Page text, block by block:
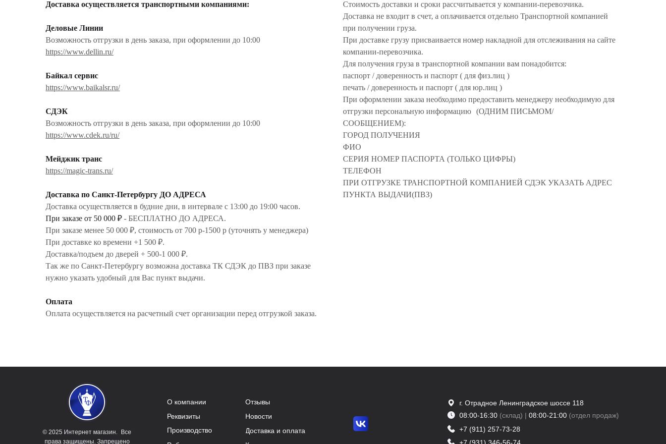
Доставка осуществляется транспортными компаниями:
Деловые Линии
Возможность отгрузки в день заказа, при оформлении до 10:00
https://www.dellin.ru/
Байкал сервис
https://www.baikalsr.ru/
СДЭК
Возможность отгрузки в день заказа, при оформлении до 10:00
https://www.cdek.ru/ru/
Мейджик транс
https://magic-trans.ru/
Доставка по Санкт-Петербургу ДО АДРЕСА
Доставка осуществляется в будние дни, в интервале с 13:00 до 19:00 часов.
При заказе от 50 000 ₽ - БЕСПЛАТНО ДО АДРЕСА.
При заказе менее 50 000 ₽, стоимость от 700 р-1500 р (уточнять у менеджера)
При доставке ко времени +1 500 ₽.
Доставка/подъем до дверей + 500-1 000 ₽.
Так же по Санкт-Петербургу возможна доставка ТК СДЭК до ПВЗ при заказе
нужно указать удобный для Вас пункт выдачи.
Оплата
Оплата осуществляется на расчетный счет организации перед отгрузкой заказа.
Стоимость доставки и сроки рассчитывается у компании-перевозчика.
Доставка не входит в счет, а оплачивается отдельно Транспортной компанией
при получении груза.
При доставке грузу присваивается номер накладной для отслеживания на сайте
компании-перевозчика.
Для получения груза в транспортной компании вам понадобится:
паспорт / доверенность и паспорт ( для физ.лиц )
печать / доверенность и паспорт ( для юр.лиц )
При оформлении заказа необходимо предоставить менеджеру необходимую для
отгрузки персональную информацию (ОДНИМ ПИСЬМОМ/
СООБЩЕНИЕМ):
ГОРОД ПОЛУЧЕНИЯ
ФИО
СЕРИЯ НОМЕР ПАСПОРТА (ТОЛЬКО ЦИФРЫ)
ТЕЛЕФОН
ПРИ ОТГРУЗКЕ ТРАНСПОРТНОЙ КОМПАНИЕЙ СДЭК УКАЗАТЬ АДРЕС
ПУНКТА ВЫДАЧИ(ПВЗ)
+7 (911) 257-73-28
+7 (931) 346-56-74
08:00-16:30 (склад) | 08:00-21:00 (отдел продаж)
г. Отрадное Ленинградское шоссе 118
Доставка и оплата
Новости
Отзывы
Производство
Реквизиты
О компании
© 2025 Интернет магазин. Все
права защищены. Запрещено